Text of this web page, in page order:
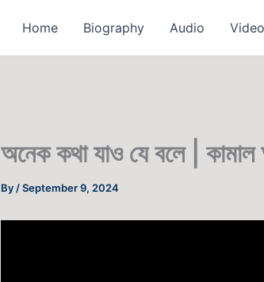
Home Biography Audio
অনেক কথা যাও যে বলে |
By /September 9, 2024